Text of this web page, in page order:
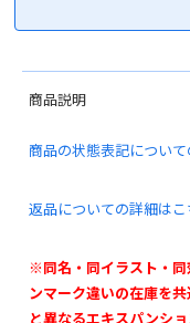
商品説明
商品の状態表記につい
返品についての詳細は
※同名・同イラスト・同
ンマーク違いの在庫を
と異なるエキスパンシ